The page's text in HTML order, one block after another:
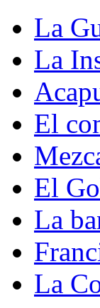
La
La
El
El
La
La